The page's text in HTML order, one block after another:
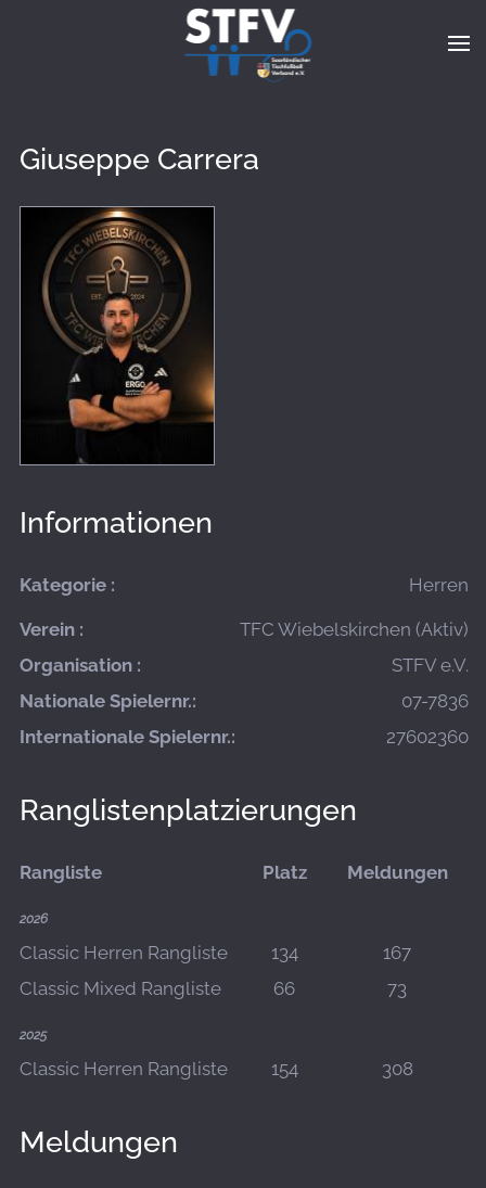
Zum Hauptinhalt springen
Giuseppe Carrera
Informationen
Kategorie : Herren
Verein :
TFC Wiebelskirchen (Aktiv)
Organisation :
STFV e.V.
Nationale Spielernr.:
07-7836
Internationale Spielernr.:
27602360
Ranglistenplatzierungen
Rangliste Platz Meldungen
2026
Classic Herren Rangliste 134
167
Classic Mixed Rangliste
66 73
2025
Classic Herren Rangliste 154 308
Meldungen